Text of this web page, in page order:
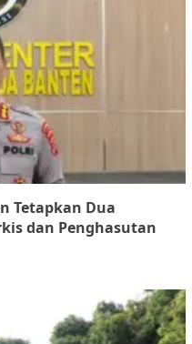
Tetapkan Dua
dan Penghasutan